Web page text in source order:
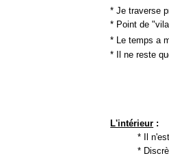
* Je traverse
* Point de
* Le temps a
* Il ne reste
L'intérieur :
* Il
*